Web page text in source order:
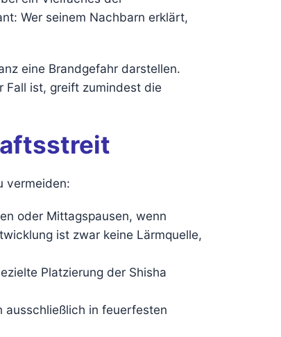
Wer seinem Nachbarn erklärt,
eine Brandgefahr darstellen.
Fall ist, greift zumindest die
vermeiden:
oder Mittagspausen, wenn
ist zwar keine Lärmquelle,
Platzierung der Shisha
ausschließlich in feuerfesten